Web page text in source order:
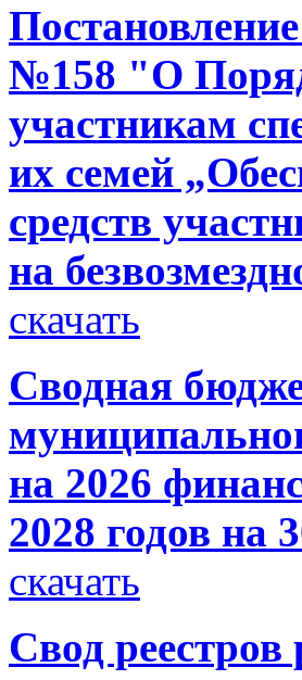
№158 "О
участникам
их семей
средств
на
скачать
Сводная
на 2026
2028 годов на
скачать
Свод реестров